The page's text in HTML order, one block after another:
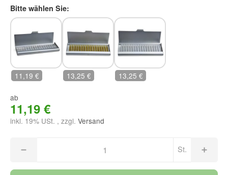
Bitte wählen Sie:
ohne Glasröhrchen
11,19 € mit Braunglasröhrchen
13,25 € mit Klarglasröhrchen
13,25 €
ab
11,19 €
inkl. 19% USt. , zzgl. Versand
St.